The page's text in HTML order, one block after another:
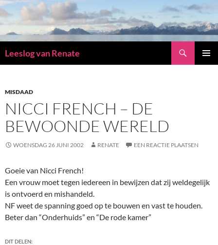
Leeslog van Renate
INHOUD
MISDAAD
NICCI FRENCH – DE
BEWOONDE WERELD
WOENSDAG 26 JUNI 2002 RENATE EEN REACTIE PLAATSEN
Goeie van Nicci French!
Een vrouw moet tegen iedereen in bewijzen dat zij weldegelijk
is ontvoerd en mishandeld.
NF weet de spanning goed op te bouwen en vast te houden.
Beter dan “Onderhuids” en “De rode kamer”
DIT DELEN: